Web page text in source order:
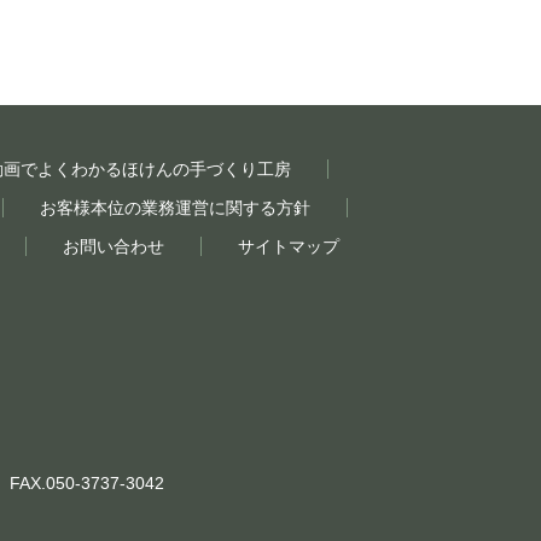
でよくわかるほけんの手づくり工房
お客様本位の業務運営に関する方針
お問い合わせ
サイトマップ
3737-3042